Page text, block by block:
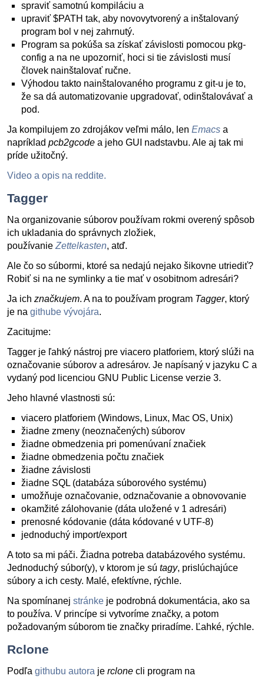
spraviť samotnú kompiláciu a
upraviť $PATH tak, aby novovytvorený a inštalovaný
program bol v nej zahrnutý.
Program sa pokúša sa získať závislosti pomocou pkg-
config a na ne upozorniť, hoci si tie závislosti musí
človek nainštalovať ručne.
Výhodou takto nainštalovaného programu z git-u je to,
že sa dá automatizovanie upgradovať, odinštalovávať a
pod.
Ja kompilujem zo zdrojákov veľmi málo, len Emacs a
napríklad pcb2gcode a jeho GUI nadstavbu. Ale aj tak mi
príde užitočný.
Video a opis na reddite.
Tagger
Na organizovanie súborov používam rokmi overený spôsob
ich ukladania do správnych zložiek,
používanie Zettelkasten, atď.
Ale čo so súbormi, ktoré sa nedajú nejako šikovne utriediť?
Robiť si na ne symlinky a tie mať v osobitnom adresári?
Ja ich značkujem. A na to používam program Tagger, ktorý
je na githube vývojára.
Zacitujme:
Tagger je ľahký nástroj pre viacero platforiem, ktorý slúži na
označovanie súborov a adresárov. Je napísaný v jazyku C a
vydaný pod licenciou GNU Public License verzie 3.
Jeho hlavné vlastnosti sú:
viacero platforiem (Windows, Linux, Mac OS, Unix)
žiadne zmeny (neoznačených) súborov
žiadne obmedzenia pri pomenúvaní značiek
žiadne obmedzenia počtu značiek
žiadne závislosti
žiadne SQL (databáza súborového systému)
umožňuje označovanie, odznačovanie a obnovovanie
okamžité zálohovanie (dáta uložené v 1 adresári)
prenosné kódovanie (dáta kódované v UTF-8)
jednoduchý import/export
A toto sa mi páči. Žiadna potreba databázového systému.
Jednoduchý súbor(y), v ktorom je sú tagy, prislúchajúce
súbory a ich cesty. Malé, efektívne, rýchle.
Na spomínanej stránke je podrobná dokumentácia, ako sa
to používa. V princípe si vytvoríme značky, a potom
požadovaným súborom tie značky priradíme. Ľahké, rýchle.
Rclone
Podľa githubu autora je rclone cli program na